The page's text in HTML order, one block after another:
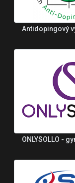
Antidopingový
ONLYSOLLO -